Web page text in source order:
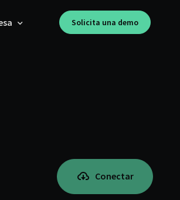
Solicita una demo
Conectar